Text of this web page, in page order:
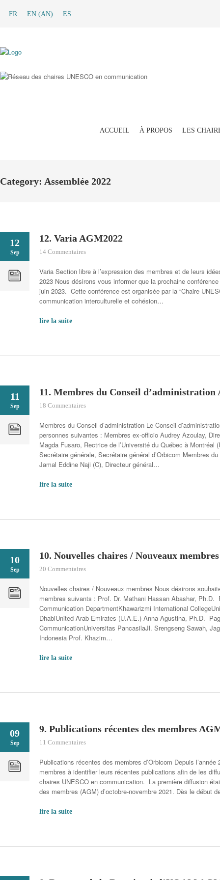
FR EN (AN) ES
ACCUEIL À PROPOS LES
Category: Assemblée 2022
12
Sep
12. Varia AGM2022
14 Commentaires
Varia Section libre à l’expression des membres et de leurs
2023 Nous désirons vous informer que la prochaine
juin 2023. Cette conférence est organisée par la “Chaire
communication interculturelle et cohésion…
lire la suite
11
Sep
11. Membres du Conseil d’administration
18 Commentaires
Membres du Conseil d’administration Le Conseil
personnes suivantes : Membres ex-officio Audrey Azoulay,
Magda Fusaro, Rectrice de l’Université du Québec à Montréal
Secrétaire générale, Secrétaire général d’Orbicom Membres
Jamal Eddine Naji (C), Directeur général…
lire la suite
10
Sep
10. Nouvelles chaires / Nouveaux
20 Commentaires
Nouvelles chaires / Nouveaux membres Nous désirons
membres suivants : Prof. Dr. Mathani Hassan Abashar, Ph.D.
Communication DepartmentKhawarizmi International
DhabiUnited Arab Emirates (U.A.E.) Anna Agustina, Ph.D.
CommunicationUniversitas PancasilaJl. Srengseng Sawah,
Indonesia Prof. Khazim…
lire la suite
09
Sep
9. Publications récentes des membres
11 Commentaires
Publications récentes des membres d’Orbicom Depuis
membres à identifier leurs récentes publications afin de les
chaires UNESCO en communication. La première diffusion
des membres (AGM) d’octobre-novembre 2021. Dès le début
lire la suite